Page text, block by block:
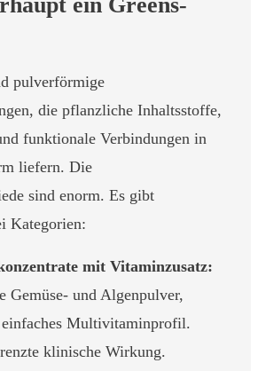
pulverförmige
die pflanzliche Inhaltsstoffe,
funktionale Verbindungen in
liefern. Die
sind enorm. Es gibt
Kategorien:
mit Vitaminzusatz:
Gemüse- und Algenpulver,
Multivitaminprofil.
klinische Wirkung.